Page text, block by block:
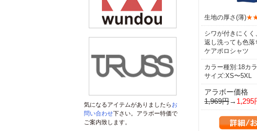
気になるアイテムがありましたら お
問い合わせ下さい。アラボー特価で
ご案内致します。
生地の厚さ(薄)
シワが付きにくく
返し洗っても色
ケアポロシャツ
カラー種別:18カ
サイズ:XS〜5XL
アラボー価格
1,969円→ 1,295